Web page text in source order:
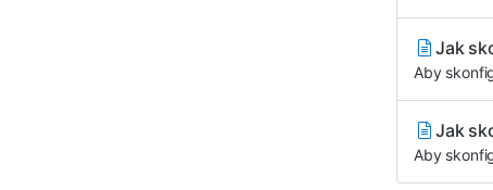
Jak
Aby
Jak
Aby